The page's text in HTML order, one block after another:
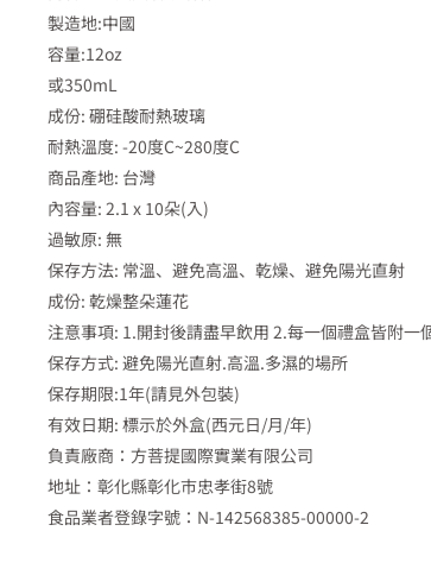
製造地:中國
容量:12oz
或350mL
成份: 硼硅酸耐熱玻璃
耐熱溫度: -20度C~280度C
商品產地: 台灣
內容量: 2.1 x 10朵(入)
過敏原: 無
保存方法: 常溫、避免高溫、乾燥、避免陽光直射
成份: 乾燥整朵蓮花
注意事項: 1.開封後請盡早飲用 2.每一個禮盒皆附
保存方式: 避免陽光直射.高溫.多濕的場所
保存期限:1年(請見外包裝)
有效日期: 標示於外盒(西元日/月/年)
負責廠商：方菩提國際實業有限公司
地址：彰化縣彰化市忠孝街8號
食品業者登錄字號：N-142568385-00000-2